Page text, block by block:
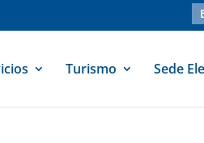
Turismo Sede